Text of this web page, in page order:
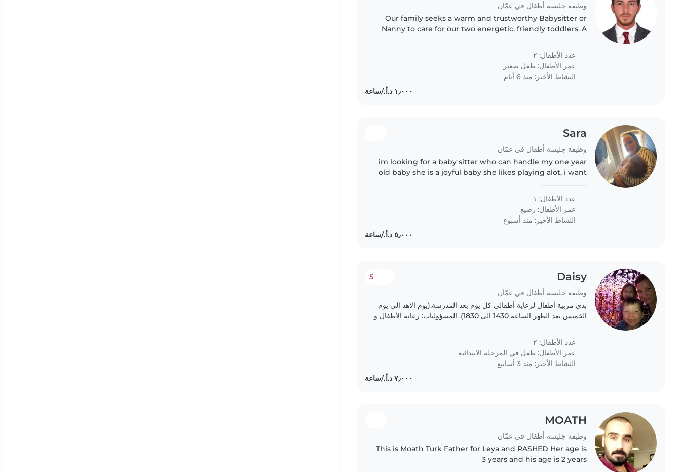
وظيفة جليسة أطفال في عمّان
Our family seeks a warm and trustworthy Babysitter or
Nanny to care for our two energetic, friendly toddlers. A
ideal. Reach..
عدد الأطفال: ٢
عمر الأطفال: طفل صغير
النشاط الأخير: منذ 6 أيام
Sara
وظيفة جليسة أطفال في عمّان
im looking for a baby sitter who can handle my one year
old baby she is a joyful baby she likes playing alot, i want
عدد الأطفال: ١
عمر الأطفال: رضيع
النشاط الأخير: منذ أسبوع
Daisy
وظيفة جليسة أطفال في عمّان
5
بدي مربية أطفال لرعاية أطفالي كل يوم بعد المدرسة.(يوم الاهد الى يوم
الخميس بعد الظهر الساعة 1430 الى 1830). المسؤوليات: رعاية الأطفال و
عدد الأطفال: ٢
عمر الأطفال: طفل في المرحلة الابتدائية
النشاط الأخير: منذ 3 أسابيع
MOATH
وظيفة جليسة أطفال في عمّان
This is Moath Turk Father for Leya and RASHED Her age is
3 years and his age is 2 years